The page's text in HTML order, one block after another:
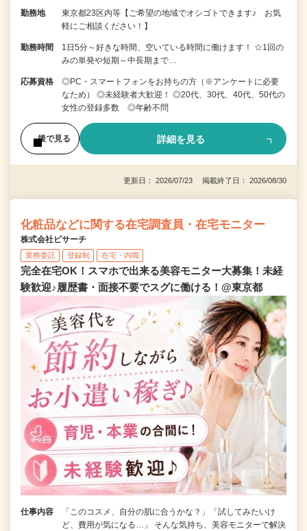
勤務地
東京都23区内等【ご希望の地域でオシゴトできます♪ お気
軽にご相談ください！】
勤務時間
1日5分～好きな時間、空いている時間に働けます！ ☆1回の
みの単発や短期～中長期まで…
応募資格
◎PC・スマートフォンをお持ちの方（※アンケートに必要
なため） ◎未経験者大歓迎！ ◎20代、30代、40代、50代の
女性の登録多数 ◎年齢不問
後で見る 詳細を見る
更新日： 2026/07/23 掲載終了日： 2026/08/30
化粧品などに関する在宅調査員・在宅モニター
株式会社ビサーチ
業務委託 登録制 在宅・内職
完全在宅OK！スマホで出来る美容モニター大募集！未経
験歓迎♪履歴書・面接不要でスグに働ける！@東京都
仕事内容
「このコスメ、自分の肌に合うかな？」「試してみたいけ
ど、費用が気になる…」 そんな気持ち、美容モニターで解決